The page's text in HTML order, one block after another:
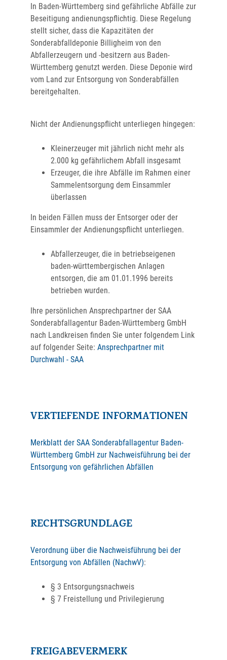
In Baden-Württemberg sind gefährliche Abfälle zur
Beseitigung andienungspflichtig. Diese Regelung
stellt sicher, dass die Kapazitäten der
Sonderabfalldeponie Billigheim von den
Abfallerzeugern und -besitzern aus Baden-
Württemberg genutzt werden. Diese Deponie wird
vom Land zur Entsorgung von Sonderabfällen
bereitgehalten.
Nicht der Andienungspflicht unterliegen hingegen:
Kleinerzeuger mit jährlich nicht mehr als
2.000 kg gefährlichem Abfall insgesamt
Erzeuger, die ihre Abfälle im Rahmen einer
Sammelentsorgung dem Einsammler
überlassen
In beiden Fällen muss der Entsorger oder der
Einsammler der Andienungspflicht unterliegen.
Abfallerzeuger, die in betriebseigenen
baden-württembergischen Anlagen
entsorgen, die am 01.01.1996 bereits
betrieben wurden.
Ihre persönlichen Ansprechpartner der SAA
Sonderabfallagentur Baden-Württemberg GmbH
nach Landkreisen finden Sie unter folgendem Link
auf folgender Seite: Ansprechpartner mit
Durchwahl - SAA
VERTIEFENDE INFORMATIONEN
Merkblatt der SAA Sonderabfallagentur Baden-
Württemberg GmbH zur Nachweisführung bei der
Entsorgung von gefährlichen Abfällen
RECHTSGRUNDLAGE
Verordnung über die Nachweisführung bei der
Entsorgung von Abfällen (NachwV):
§ 3 Entsorgungsnachweis
§ 7 Freistellung und Privilegierung
FREIGABEVERMERK